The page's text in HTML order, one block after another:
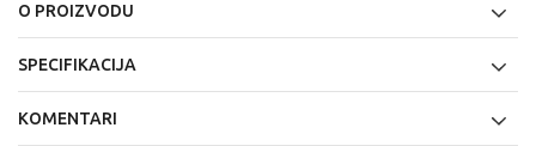
O PROIZVODU
SPECIFIKACIJA
KOMENTARI